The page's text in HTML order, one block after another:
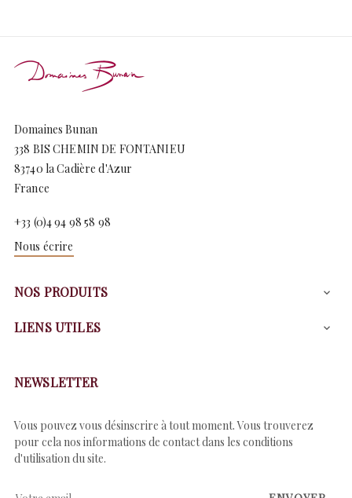
Domaines Bunan
338 BIS CHEMIN DE FONTANIEU
83740 la Cadière d'Azur
France
+33 (0)4 94 98 58 98
Nous écrire
NOS PRODUITS 
LIENS UTILES 
NEWSLETTER
Vous pouvez vous désinscrire à tout moment. Vous trouverez
pour cela nos informations de contact dans les conditions
d'utilisation du site.